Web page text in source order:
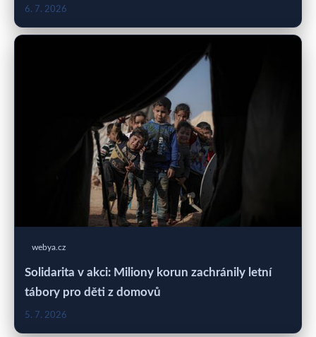
6. 7. 2026
webya.cz
Solidarita v akci: Miliony korun zachránily letní
tábory pro děti z domovů
5. 7. 2026